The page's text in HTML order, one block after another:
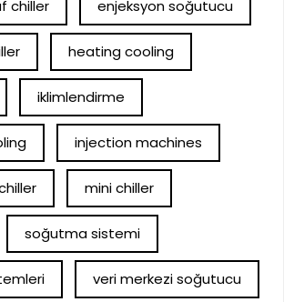
chiller enjeksyon soğutucu
heating cooling
iklimlendirme
injection machines
mini chiller
soğutma sistemi
veri merkezi soğutucu